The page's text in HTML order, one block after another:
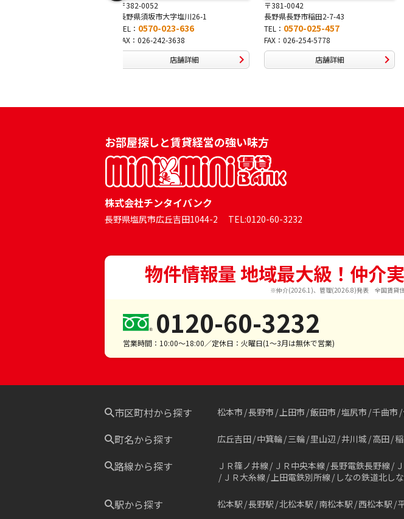
〒381-0042
長野県長野市稲田2-7-43
TEL：0570-025-457
FAX：026-254-5778
店舗詳細
〒381-0034
長野県長野市高田1307-1
TEL：0570-067-677
FAX：026-267-6778
店舗詳細
お部屋探しと賃貸経営の強い味方
株式会社チンタイバンク
長野県塩尻市広丘吉田1044-2 TEL:0120-60-3232
物件情報量 地域最大級！仲介
※仲介(2026.1)、管理(2026.8)発表 全国賃貸住
0120-60-3232
営業時間：10:00～18:00／定休日：火曜日(1～3月は無休で営業)
市区町村から探す 松本市 長野市 上田市 飯田市 塩尻市 千曲市
町名から探す 広丘吉田 中箕輪 三輪 里山辺 井川城 高田
路線から探す ＪＲ篠ノ井線 ＪＲ中央本線 長野電鉄長野線
ＪＲ大糸線 上田電鉄別所線 しなの鉄道北し
駅から探す 松本駅 長野駅 北松本駅 南松本駅 西松本駅